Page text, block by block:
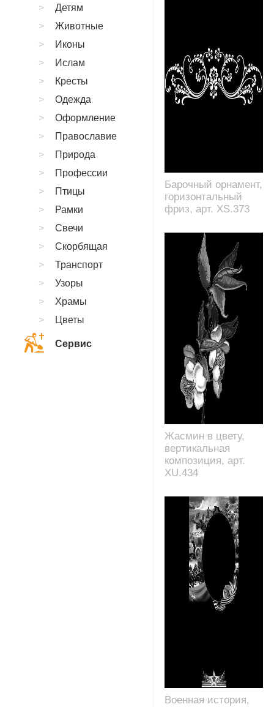
Барочный орнамент,
горизонтальный
фриз, арт. XS.373
Жасмин в цвету,
вертикальная
композиция, арт.
XU.434
Военная история,
Детям
Животные
Иконы
Ислам
Кресты
Одежда
Оформление
Православие
Природа
Профессии
Птицы
Рамки
Свечи
Скорбящая
Транспорт
Узоры
Храмы
Цветы
Сервис